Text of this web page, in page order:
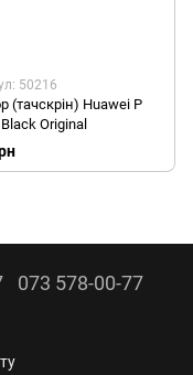
50216
(тачскрін) Huawei P
Original
073 578-00-77